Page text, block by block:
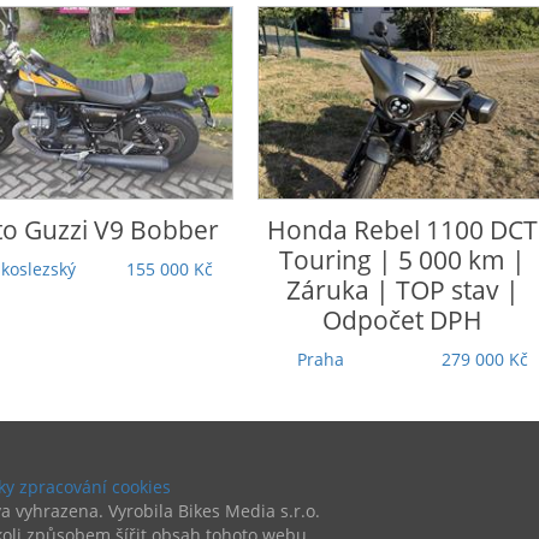
Rebel 1100 DCT
| 5 000 km |
| TOP stav |
HondaCRF 1100 L Africa
Twin Adventure Sports
Ústecký 305 000 Kč
zpracování cookies
vyhrazena. Vyrobila Bikes Media s.r.o.